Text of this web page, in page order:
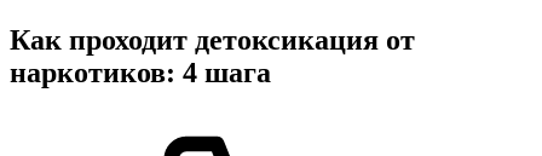
Как проходит детоксикация от
наркотиков: 4 шага